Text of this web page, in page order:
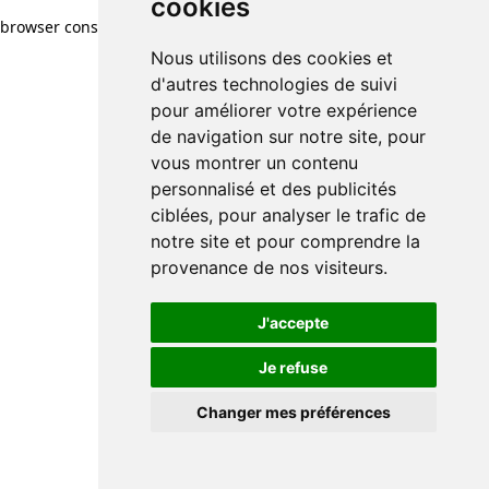
cookies
Nous utilisons des cookies et
d'autres technologies de suivi
pour améliorer votre expérience
de navigation sur notre site, pour
vous montrer un contenu
personnalisé et des publicités
ciblées, pour analyser le trafic de
notre site et pour comprendre la
provenance de nos visiteurs.
J'accepte
Je refuse
Changer mes préférences
browser console for more information)